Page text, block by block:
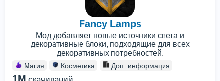
Fancy Lamps
Мод добавляет новые источники света и
декоративные блоки, подходящие для всех
декоративных потребностей.
Магия Косметика Доп. информация
1M